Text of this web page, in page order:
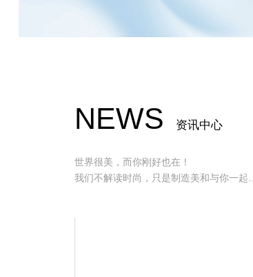
NEWS 资讯中心
世界很美，而你刚好也在！
我们不解读时尚，只是制造美和与你一起发